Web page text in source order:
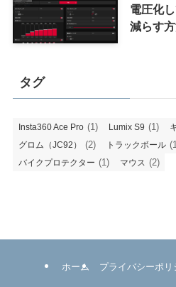
電圧化
減らす
タグ
Insta360 Ace Pro (1) Lumix S9 (1)
グロム（JC92） (2) トラックボール
バイクプロテクター (1) マウス (2)
ホーム プライバシーポリ